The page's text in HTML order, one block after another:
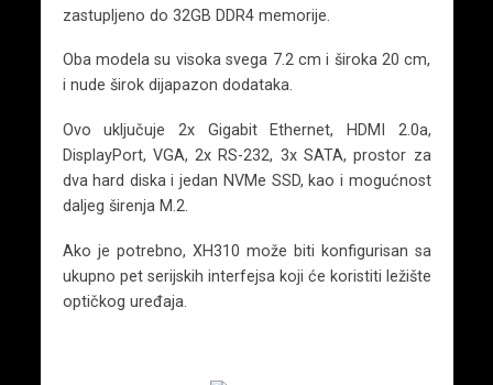
zastupljeno do 32GB DDR4 memorije.
Oba modela su visoka svega 7.2 cm i široka 20 cm,
i nude širok dijapazon dodataka.
Ovo uključuje 2x Gigabit Ethernet, HDMI 2.0a,
DisplayPort, VGA, 2x RS-232, 3x SATA, prostor za
dva hard diska i jedan NVMe SSD, kao i mogućnost
daljeg širenja M.2.
Ako je potrebno, XH310 može biti konfigurisan sa
ukupno pet serijskih interfejsa koji će koristiti ležište
optičkog uređaja.